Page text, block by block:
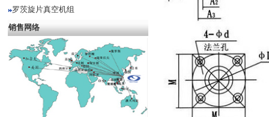
罗茨旋片真空机组
销售网络